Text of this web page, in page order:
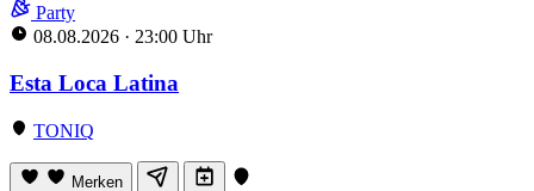
Party
08.08.2026 · 23:00 Uhr
Esta Loca Latina
TONIQ
Merken